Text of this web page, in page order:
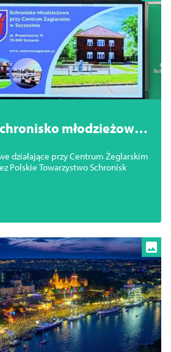
działające przy Centrum Żeglarskim
Polskie Towarzystwo Schronisk